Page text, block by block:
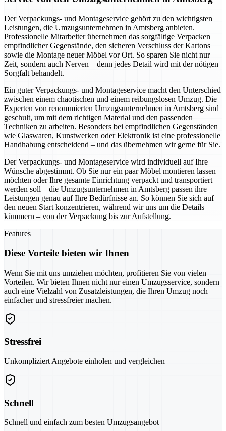
Der Verpackungs- und Montageservice gehört zu den wichtigsten
Leistungen, die Umzugsunternehmen in Amtsberg anbieten.
Professionelle Mitarbeiter übernehmen das sorgfältige Verpacken
empfindlicher Gegenstände, den sicheren Verschluss der Kartons
sowie die Montage neuer Möbel vor Ort. So sparen Sie nicht nur
Zeit, sondern auch Nerven – denn jedes Detail wird mit der nötigen
Sorgfalt behandelt.
Ein guter Verpackungs- und Montageservice macht den Unterschied
zwischen einem chaotischen und einem reibungslosen Umzug. Die
Experten von renommierten Umzugsunternehmen in Amtsberg sind
geschult, um mit dem richtigen Material und den passenden
Techniken zu arbeiten. Besonders bei empfindlichen Gegenständen
wie Glaswaren, Kunstwerken oder Elektronik ist eine professionelle
Handhabung entscheidend – und das übernehmen wir gerne für Sie.
Der Verpackungs- und Montageservice wird individuell auf Ihre
Wünsche abgestimmt. Ob Sie nur ein paar Möbel montieren lassen
möchten oder Ihre gesamte Einrichtung verpackt und transportiert
werden soll – die Umzugsunternehmen in Amtsberg passen ihre
Leistungen genau auf Ihre Bedürfnisse an. So können Sie sich auf
den neuen Start konzentrieren, während wir uns um die Details
kümmern – von der Verpackung bis zur Aufstellung.
Features
Diese Vorteile bieten wir Ihnen
Wenn Sie mit uns umziehen möchten, profitieren Sie von vielen
Vorteilen. Wir bieten Ihnen nicht nur einen Umzugsservice, sondern
auch eine Vielzahl von Zusatzleistungen, die Ihren Umzug noch
einfacher und stressfreier machen.
Stressfrei
Unkompliziert Angebote einholen und vergleichen
Schnell
Schnell und einfach zum besten Umzugsangebot